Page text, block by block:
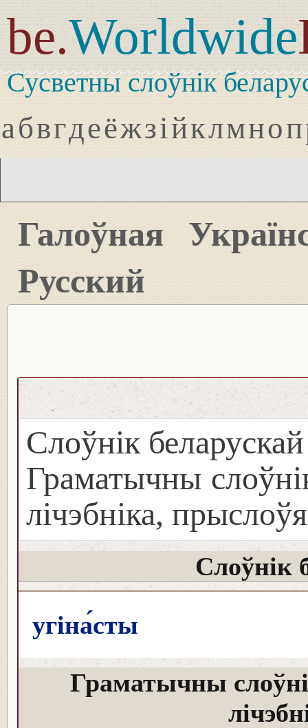
be.Worldwide
Сусветны слоўнік
абвгдеёжзійклмноп
Галоўная
Русский
Слоўнік
Граматычны
лічэбніка, прыслоўя
Слоўнік
угіна́сты
Граматычны